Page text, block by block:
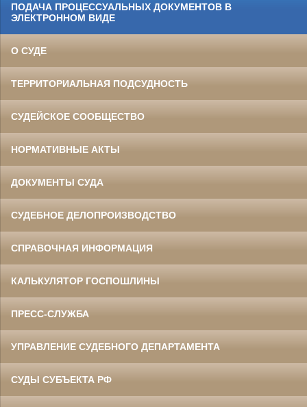
ПОДАЧА ПРОЦЕССУАЛЬНЫХ ДОКУМЕНТОВ В
ЭЛЕКТРОННОМ ВИДЕ
О СУДЕ
ТЕРРИТОРИАЛЬНАЯ ПОДСУДНОСТЬ
СУДЕЙСКОЕ СООБЩЕСТВО
НОРМАТИВНЫЕ АКТЫ
ДОКУМЕНТЫ СУДА
СУДЕБНОЕ ДЕЛОПРОИЗВОДСТВО
СПРАВОЧНАЯ ИНФОРМАЦИЯ
КАЛЬКУЛЯТОР ГОСПОШЛИНЫ
ПРЕСС-СЛУЖБА
УПРАВЛЕНИЕ СУДЕБНОГО ДЕПАРТАМЕНТА
СУДЫ СУБЪЕКТА РФ